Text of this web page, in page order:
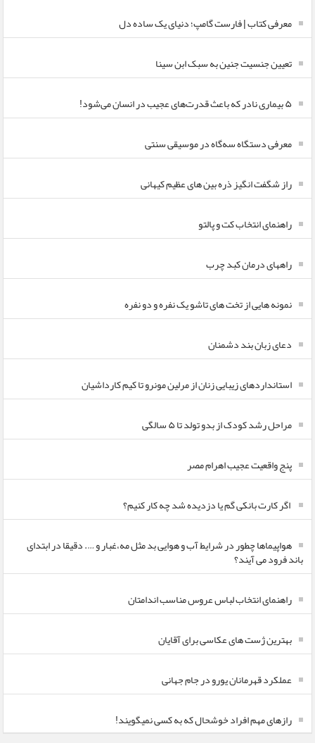
معرفی کتاب | فارست گامپ؛ دنیای یک ساده دل
تعیین جنسیت جنین به سبک ابن سینا
۵ بیماری نادر که باعث قدرت‌های عجیب در انسان می‌شود!
معرفی دستگاه سه‌گاه در موسیقی سنتی
راز شگفت انگیز ذره بین های عظیم کیهانی
راهنمای انتخاب کت و پالتو
راههای درمان کبد چرب
نمونه هایی از تخت های تاشو یک نفره و دو نفره
دعای زبان بند دشمنان
استانداردهای زیبایی زنان از مرلین مونرو تا کیم کارداشیان
مراحل رشد کودک از بدو تولد تا ۵ سالگی
پنج واقعیت عجیب اهرام مصر
اگر کارت بانکی گم یا دزدیده شد چه کار کنیم؟
هواپیماها چطور در شرایط آب و هوایی بد مثل مه،غبار و …. دقیقا در ابتدای
باند فرود می آیند؟
راهنمای انتخاب لباس عروس مناسب اندامتان
بهترین ژست های عکاسی برای آقایان
عملکرد قهرمانان یورو در جام جهانی
رازهای مهم افراد خوشحال که به کسی نمیگویند!